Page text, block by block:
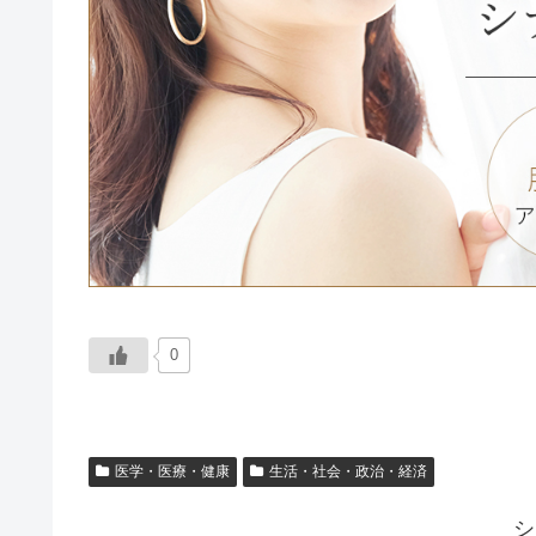
0
医学・医療・健康 生活・社会・政治・経済